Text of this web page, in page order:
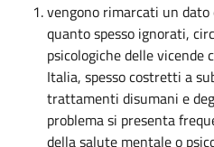
vengono rimarcati un
quanto spesso ignorati,
psicologiche delle
Italia, spesso costretti a
trattamenti disumani e
problema si presenta
della salute mentale o